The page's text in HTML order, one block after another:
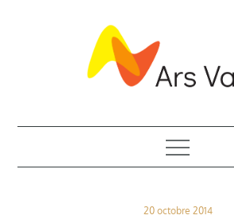
Posted
20 octobre 2014